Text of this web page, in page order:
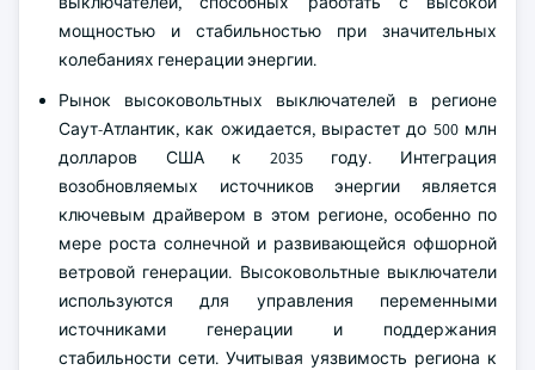
мощностью и стабильностью при значительных
колебаниях генерации энергии.
Рынок высоковольтных выключателей в регионе
Саут-Атлантик, как ожидается, вырастет до 500 млн
долларов США к 2035 году. Интеграция
возобновляемых источников энергии является
ключевым драйвером в этом регионе, особенно по
мере роста солнечной и развивающейся офшорной
ветровой генерации. Высоковольтные выключатели
используются для управления переменными
источниками генерации и поддержания
стабильности сети. Учитывая уязвимость региона к